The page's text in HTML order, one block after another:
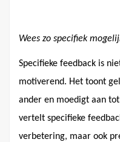
Wees zo specifiek
Specifieke feedback is
motiverend. Het toont
ander en moedigt aan
vertelt specifieke
verbetering, maar ook